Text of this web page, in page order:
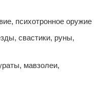
психотронное оружие
свастики, руны,
мавзолеи,